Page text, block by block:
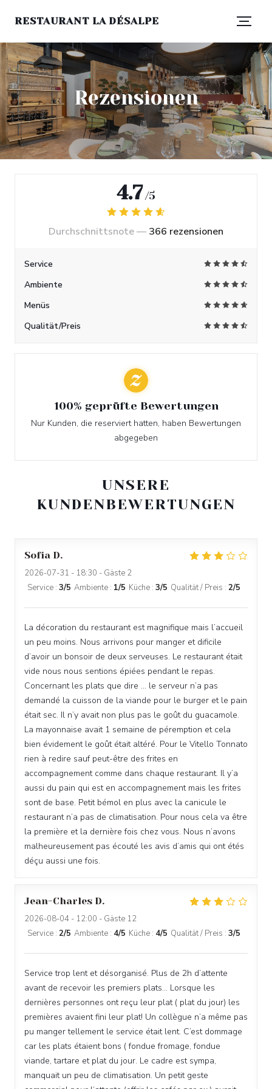
RESTAURANT LA DÉSALPE
Rezensionen
UNSERE
KUNDENBEWERTUNGEN
Sofia D
2026-07-31 - 18:30 - Gäste 2
Service : 3/5 Ambiente : 1/5 Küche : 3/5 Qualität / Preis : 2/5
La décoration du restaurant est magnifique mais l’accueil
un peu moins. Nous arrivons pour manger et dificile
d’avoir un bonsoir de deux serveuses. Le restaurant était
vide nous nous sentions épiées pendant le repas.
Concernant les plats que dire … le serveur n’a pas
demandé la cuisson de la viande pour le burger et le pain
était sec. Il n’y avait non plus pas le goût du guacamole.
La mayonnaise avait 1 semaine de péremption et cela
bien évidement le goût était altéré. Pour le Vitello Tonnato
rien à redire sauf peut-être des frites en
accompagnement comme dans chaque restaurant. Il y’a
aussi du pain qui est en accompagnement mais les frites
sont de base. Petit bémol en plus avec la canicule le
restaurant n’a pas de climatisation. Pour nous cela va être
la première et la dernière fois chez vous. Nous n’avons
malheureusement pas écouté les avis d’amis qui ont étés
déçu aussi une fois.
Jean-Charles D
2026-08-04 - 12:00 - Gäste 12
Service : 2/5 Ambiente : 4/5 Küche : 4/5 Qualität / Preis : 3/5
Service trop lent et désorganisé. Plus de 2h d’attente
avant de recevoir les premiers plats… Lorsque les
dernières personnes ont reçu leur plat ( plat du jour) les
premières avaient fini leur plat! Un collègue n’a même pas
pu manger tellement le service était lent. C’est dommage
car les plats étaient bons ( fondue fromage, fondue
viande, tartare et plat du jour. Le cadre est sympa,
manquait un peu de climatisation. Un petit geste
4.7 /5
Durchschnittsnote — 366 rezensionen
Service
Ambiente
Menüs
Qualität/Preis
100% geprüfte Bewertungen
Nur Kunden, die reserviert hatten, haben Bewertungen
abgegeben